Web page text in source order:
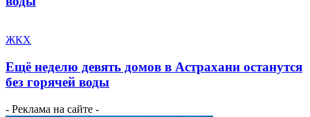
ЖКХ
Ещё неделю девять домов в Астрахани останутся
без горячей воды
- Реклама на сайте -